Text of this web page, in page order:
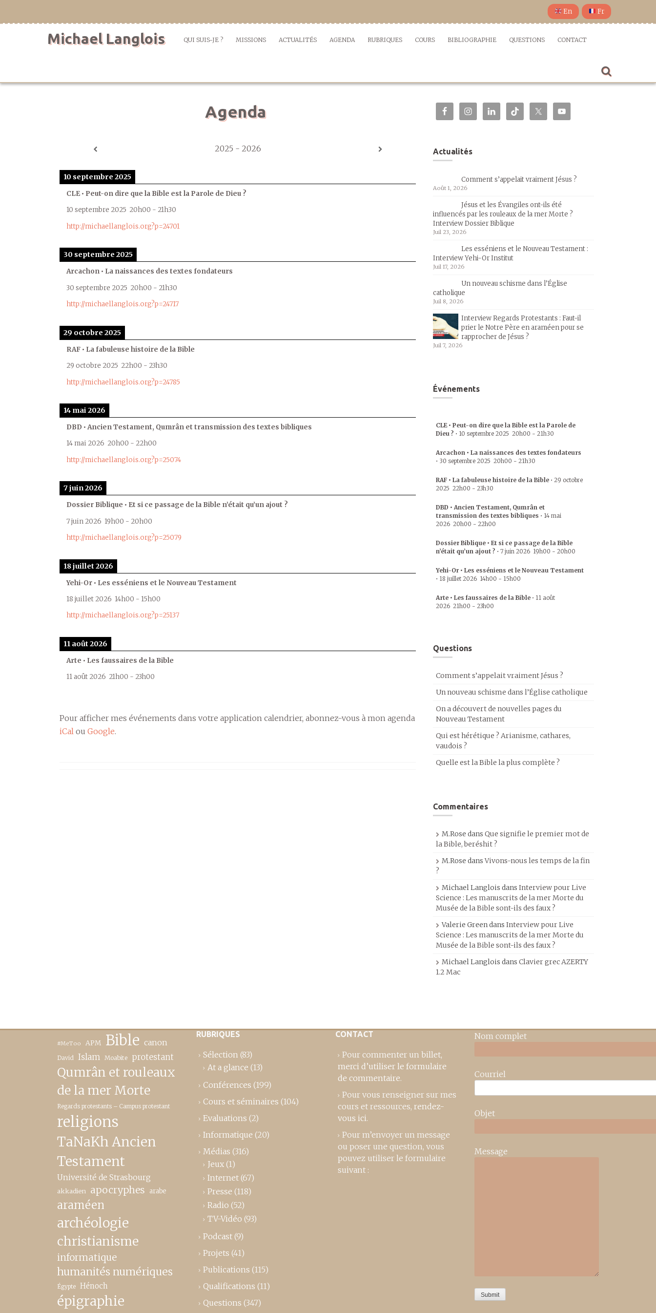
En Fr
Michael Langlois QUI SUIS-JE ? MISSIONS ACTUALITÉS AGENDA RUBRIQUES COURS BIBLIOGRAPHIE QUESTIONS CONTACT
Agenda
2025 - 2026
10 septembre 2025
CLE • Peut-on dire que la Bible est la Parole de Dieu ?
10 septembre 2025 20h00 - 21h30
http://michaellanglois.org?p=24701
30 septembre 2025
Arcachon • La naissances des textes fondateurs
30 septembre 2025 20h00 - 21h30
http://michaellanglois.org?p=24717
29 octobre 2025
RAF • La fabuleuse histoire de la Bible
29 octobre 2025 22h00 - 23h30
http://michaellanglois.org?p=24785
14 mai 2026
DBD • Ancien Testament, Qumrân et transmission des textes bibliques
14 mai 2026 20h00 - 22h00
http://michaellanglois.org?p=25074
7 juin 2026
Dossier Biblique • Et si ce passage de la Bible n’était qu’un ajout ?
7 juin 2026 19h00 - 20h00
http://michaellanglois.org?p=25079
18 juillet 2026
Yehi-Or • Les esséniens et le Nouveau Testament
18 juillet 2026 14h00 - 15h00
http://michaellanglois.org?p=25137
11 août 2026
Arte • Les faussaires de la Bible
11 août 2026 21h00 - 23h00
Pour afficher mes événements dans votre application calendrier, abonnez-vous à mon agenda
iCal ou Google.
Actualités
Comment s’appelait vraiment Jésus ?
Août 1, 2026
Jésus et les Évangiles ont-ils été
influencés par les rouleaux de la mer Morte ?
Interview Dossier Biblique
Juil 23, 2026
Les esséniens et le Nouveau Testament :
Interview Yehi-Or Institut
Juil 17, 2026
Un nouveau schisme dans l’Église
catholique
Juil 8, 2026
Interview Regards Protestants : Faut-il
prier le Notre Père en araméen pour se
rapprocher de Jésus ?
Juil 7, 2026
Événements
CLE • Peut-on dire que la Bible est la Parole de
Dieu ? • 10 septembre 2025 20h00 - 21h30
Arcachon • La naissances des textes fondateurs
• 30 septembre 2025 20h00 - 21h30
RAF • La fabuleuse histoire de la Bible • 29 octobre
2025 22h00 - 23h30
DBD • Ancien Testament, Qumrân et
transmission des textes bibliques • 14 mai
2026 20h00 - 22h00
Dossier Biblique • Et si ce passage de la Bible
n’était qu’un ajout ? • 7 juin 2026 19h00 - 20h00
Yehi-Or • Les esséniens et le Nouveau Testament
• 18 juillet 2026 14h00 - 15h00
Arte • Les faussaires de la Bible • 11 août
2026 21h00 - 23h00
Questions
Comment s’appelait vraiment Jésus ?
Un nouveau schisme dans l’Église catholique
On a découvert de nouvelles pages du
Nouveau Testament
Qui est hérétique ? Arianisme, cathares,
vaudois ?
Quelle est la Bible la plus complète ?
Commentaires
M.Rose dans Que signifie le premier mot de
la Bible, beréshit ?
M.Rose dansVivons-nous les temps de la fin
?
Michael Langlois dans Interview pour Live
Science : Les manuscrits de la mer Morte du
Musée de la Bible sont-ils des faux ?
Valerie Greendans Interview pour Live
Science : Les manuscrits de la mer Morte du
Musée de la Bible sont-ils des faux ?
Michael Langlois dans Clavier grec AZERTY
1.2 Mac
#MeToo APM Bible canon
David Islam Moabite protestant
Qumrân et rouleaux
de la mer Morte
Regards protestants – Campus protestant
religions
TaNaKh Ancien
Testament
Université de Strasbourg
akkadien apocryphes arabe
araméen
archéologie
christianisme
informatique
humanités numériques
Égypte Hénoch
épigraphie
RUBRIQUES
Sélection (83)
At a glance (13)
Conférences (199)
Cours et séminaires (104)
Evaluations (2)
Informatique (20)
Médias (316)
Jeux (1)
Internet (67)
Presse (118)
Radio (52)
TV-Vidéo (93)
Podcast (9)
Projets (41)
Publications (115)
Qualifications (11)
Questions (347)
CONTACT
Pour commenter un billet,
merci d’utiliser le formulaire
de commentaire.
Pour vous renseigner sur mes
cours et ressources, rendez-
vous ici.
Pour m’envoyer un message
ou poser une question, vous
pouvez utiliser le formulaire
suivant :
Nom complet
Courriel
Objet
Message